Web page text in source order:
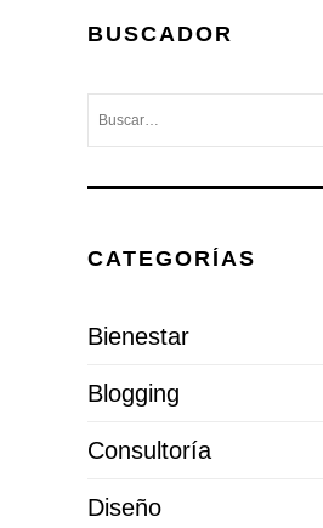
BUSCADOR
CATEGORÍAS
Bienestar
Blogging
Consultoría
Diseño